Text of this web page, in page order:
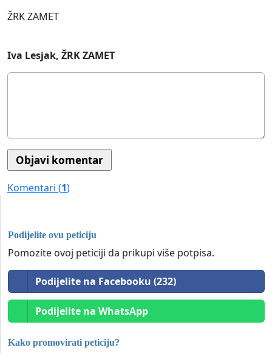
ŽRK ZAMET
Iva Lesjak, ŽRK ZAMET
Komentari (1)
Podijelite ovu peticiju
Pomozite ovoj peticiji da prikupi više potpisa.
Podijelite na Facebooku (232)
Podijelite na WhatsApp
Kako promovirati peticiju?